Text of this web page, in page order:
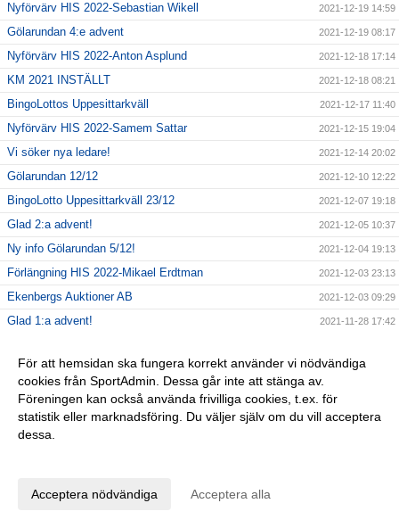
Nyförvärv HIS 2022-Sebastian Wikell 2021-12-19 14:59
Gölarundan 4:e advent 2021-12-19 08:17
Nyförvärv HIS 2022-Anton Asplund 2021-12-18 17:14
KM 2021 INSTÄLLT 2021-12-18 08:21
BingoLottos Uppesittarkväll 2021-12-17 11:40
Nyförvärv HIS 2022-Samem Sattar 2021-12-15 19:04
Vi söker nya ledare! 2021-12-14 20:02
Gölarundan 12/12 2021-12-10 12:22
BingoLotto Uppesittarkväll 23/12 2021-12-07 19:18
Glad 2:a advent! 2021-12-05 10:37
Ny info Gölarundan 5/12! 2021-12-04 19:13
Förlängning HIS 2022-Mikael Erdtman 2021-12-03 23:13
Ekenbergs Auktioner AB 2021-12-03 09:29
Glad 1:a advent! 2021-11-28 17:42
Förlängning HIS 2022-Magnus Fairbanks 2021-11-23 17:14
GÅ-fotbollen 2021-11-22 13:32
Årsfest HIS 2021 2021-11-21 16:51
Spelarförlängning HIS 2022-Filip Mattsson
Vad händer i Högadal resten av året?
För att hemsidan ska fungera korrekt använder vi nödvändiga
cookies från SportAdmin. Dessa går inte att stänga av.
Föreningen kan också använda frivilliga cookies, t.ex. för
statistik eller marknadsföring. Du väljer själv om du vill acceptera
dessa.
Acceptera nödvändiga Acceptera alla